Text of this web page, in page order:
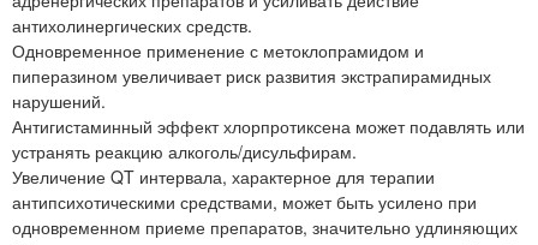
антихолинергических средств.
Одновременное применение с метоклопрамидом и
пиперазином увеличивает риск развития экстрапирамидных
нарушений.
Антигистаминный эффект хлорпротиксена может подавлять или
устранять реакцию алкоголь/дисульфирам.
Увеличение QT интервала, характерное для терапии
антипсихотическими средствами, может быть усилено при
одновременном приеме препаратов, значительно удлиняющих